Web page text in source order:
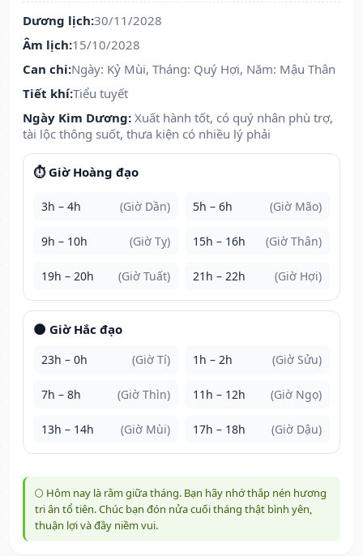
Dương lịch:30/11/2028
Âm lịch:15/10/2028
Can chi:Ngày: Kỷ Mùi, Tháng: Quý Hợi, Năm: Mậu Thân
Tiết khí:Tiểu tuyết
Ngày Kim Dương: Xuất hành tốt, có quý nhân phù trợ,
tài lộc thông suốt, thưa kiện có nhiều lý phải
⏱️ Giờ Hoàng đạo
3h – 4h (Giờ Dần) 5h – 6h (Giờ Mão)
9h – 10h (Giờ Tỵ) 15h – 16h (Giờ Thân)
19h – 20h (Giờ Tuất) 21h – 22h (Giờ Hợi)
🌑 Giờ Hắc đạo
23h – 0h (Giờ Tí) 1h – 2h (Giờ Sửu)
7h – 8h (Giờ Thìn) 11h – 12h (Giờ Ngọ)
13h – 14h (Giờ Mùi) 17h – 18h (Giờ Dậu)
🌕 Hôm nay là rằm giữa tháng. Bạn hãy nhớ thắp nén hương
tri ân tổ tiên. Chúc bạn đón nửa cuối tháng thật bình yên,
thuận lợi và đầy niềm vui.